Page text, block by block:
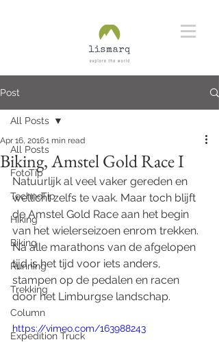
Post
All Posts
FotoTip
TechnoTip
Hiking
Biking
Running
Trekking
Column
Expedition Truck
All Posts
Biking, Amstel Gold Race I
Apr 16, 20161 min read
Natuurlijk al veel vaker gereden en
wellicht zelfs te vaak. Maar toch blijft
de Amstel Gold Race aan het begin
van het wielerseizoen enrom trekken.
Na alle marathons van de afgelopen
tijd is het tijd voor iets anders,
stampen op de pedalen en racen
door het Limburgse landschap.
https://vimeo.com/163988243